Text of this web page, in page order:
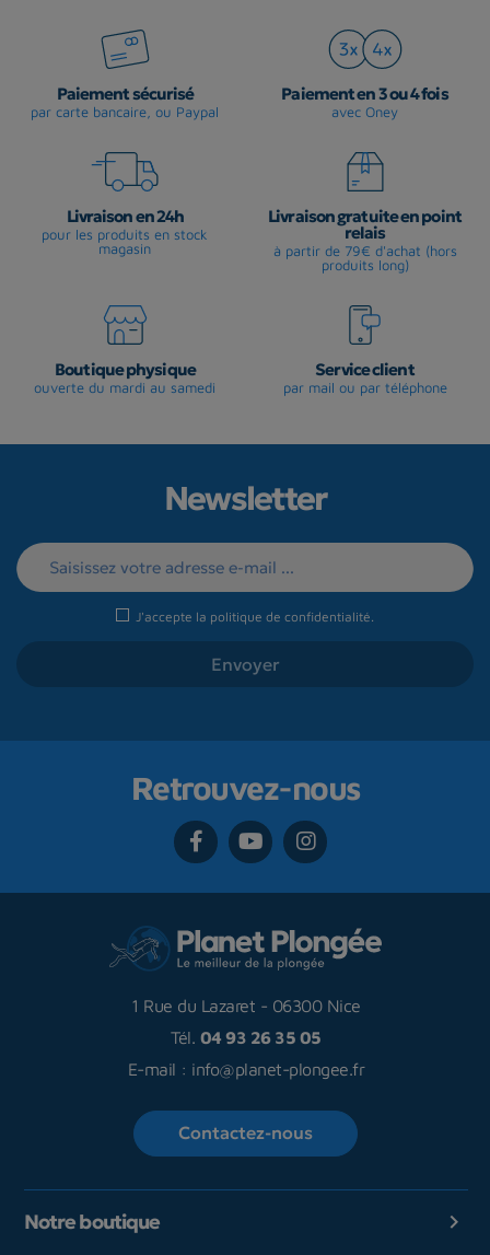
Paiement sécurisé
par carte bancaire, ou Paypal
Paiement en 3 ou 4 fois
avec Oney
Livraison en 24h
pour les produits en stock
magasin
Livraison gratuite en point
relais
à partir de 79€ d'achat (hors
produits long)
Boutique physique
ouverte du mardi au samedi
Service client
par mail ou par téléphone
Newsletter
J'accepte la politique de confidentialité
Retrouvez-nous
1 Rue du Lazaret - 06300 Nice
Tél. 04 93 26 35 05
E-mail : info@planet-plongee.fr
Contactez-nous
Notre boutique 